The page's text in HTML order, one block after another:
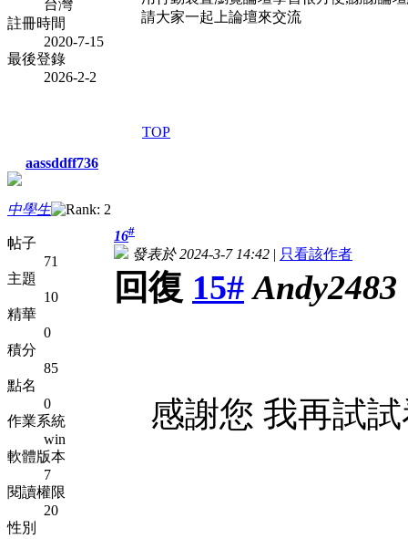
台灣
註冊時間
2020-7-15
最後登錄
2026-2-2
請大家一起上論壇來交流
TOP
aassddff736
中學生
帖子
71
主題
10
精華
0
積分
85
點名
0
作業系統
win
軟體版本
7
閱讀權限
20
性別
16#
發表於 2024-3-7 14:42 | 只看該作者
回復 15# Andy2483
感謝您 我再試試